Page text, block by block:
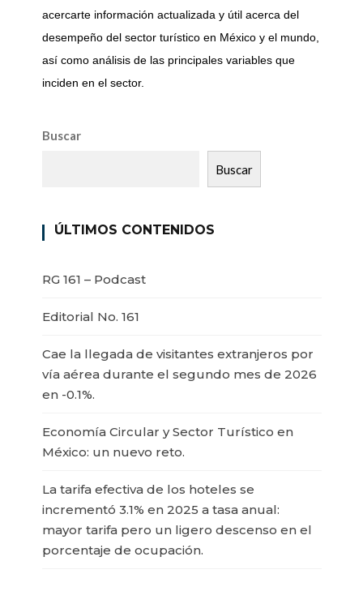
acercarte información actualizada y útil acerca del
desempeño del sector turístico en México y el mundo,
así como análisis de las principales variables que
inciden en el sector.
Buscar
Buscar
ÚLTIMOS CONTENIDOS
RG 161 – Podcast
Editorial No. 161
Cae la llegada de visitantes extranjeros por
vía aérea durante el segundo mes de 2026
en -0.1%.
Economía Circular y Sector Turístico en
México: un nuevo reto.
La tarifa efectiva de los hoteles se
incrementó 3.1% en 2025 a tasa anual:
mayor tarifa pero un ligero descenso en el
porcentaje de ocupación.